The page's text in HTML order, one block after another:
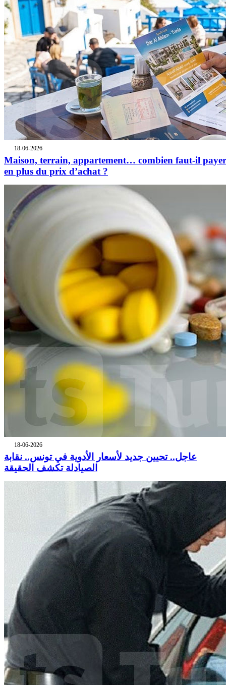
18-06-2026
Maison, terrain, appartement… combien faut-il payer
en plus du prix d’achat ?
18-06-2026
عاجل.. تحيين جديد لأسعار الأدوية في تونس.. نقابة
الصيادلة تكشف الحقيقة